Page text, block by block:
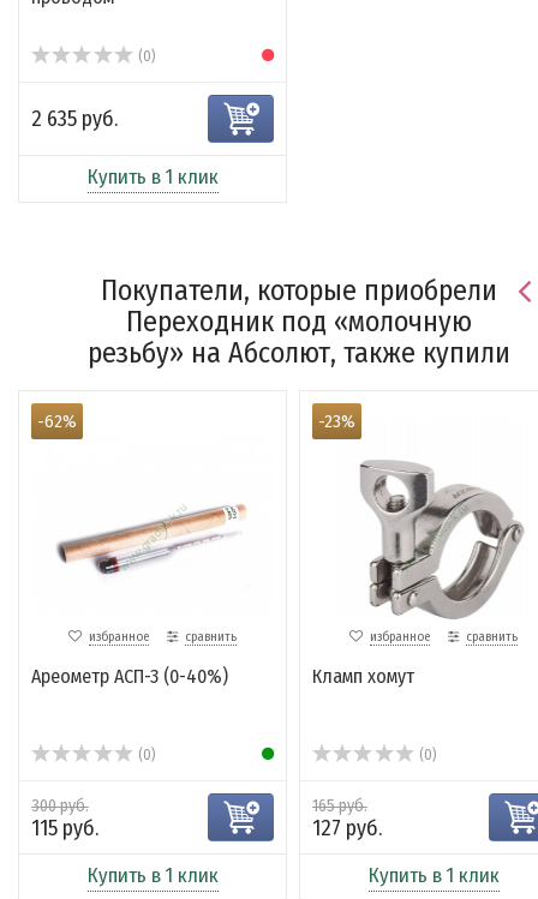
(0)
2 635 руб.
Купить в 1 клик
Покупатели, которые приобрели
Переходник под «молочную
резьбу» на Абсолют, также купили
-62%
избранное сравнить
Ареометр АСП-3 (0-40%)
(0)
300 руб.
115 руб.
Купить в 1 клик
-23%
избранное сравнить
Кламп хомут
(0)
165 руб.
127 руб.
Купить в 1 клик